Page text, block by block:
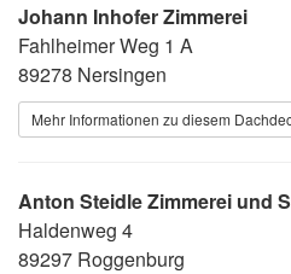
Johann Inhofer Zimmerei
Fahlheimer Weg 1 A
89278 Nersingen
Mehr Informationen zu diesem
Anton Steidle Zimmerei und
Haldenweg 4
89297 Roggenburg